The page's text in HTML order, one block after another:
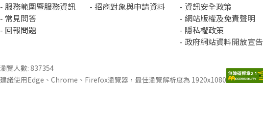
- 服務範圍暨服務資訊
- 常見問答
- 回報問題
- 招商對象與申請資料
- 資訊安全政策
- 網站版權及免責聲明
- 隱私權政策
- 政府網站資料開放宣告
瀏覽人數: 837354
建議使用Edge、Chrome、Firefox瀏覽器，最佳瀏覽解析度為 1920x1080